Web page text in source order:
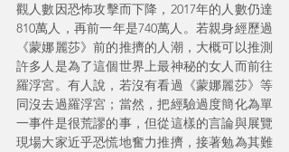
觀人數因恐怖攻擊而下降，2017年的人數仍達
810萬人，再前一年是740萬人。若親身經歷過
《蒙娜麗莎》前的推擠的人潮，大概可以推測
許多人是為了這個世界上最神秘的女人而前往
羅浮宮。有人說，若沒有看過《蒙娜麗莎》等
同沒去過羅浮宮；當然，把經驗過度簡化為單
一事件是很荒謬的事，但從這樣的言論與展覽
現場大家近乎恐慌地奮力推擠，接著勉為其難